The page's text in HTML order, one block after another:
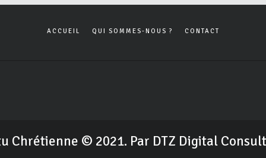
ACCUEIL QUI SOMMES-NOUS ? CONTACT
Chrétienne © 2021. Par DTZ Digital